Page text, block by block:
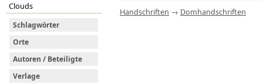
Clouds
Schlagwörter
Orte
Autoren / Beteiligte
Verlage
Handschriften → Domhandschriften